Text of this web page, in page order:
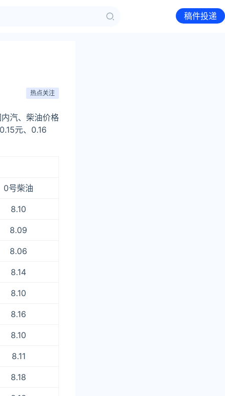
稿件投递
热点关注
汽、柴油价格
元、0.16
0号柴油
8.10
8.09
8.06
8.14
8.10
8.16
8.10
8.11
8.18